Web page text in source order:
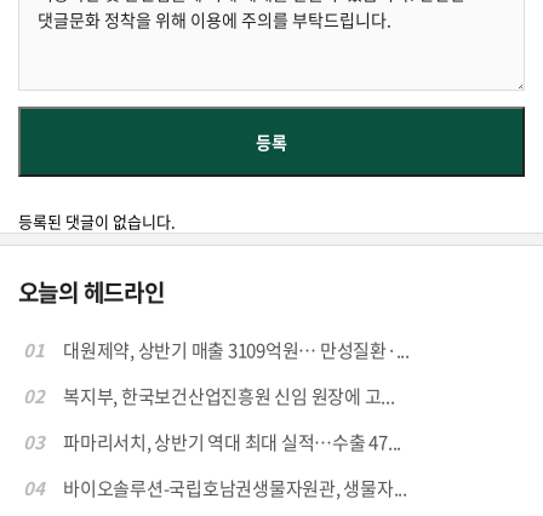
등록된 댓글이 없습니다.
오늘의 헤드라인
01
대원제약, 상반기 매출 3109억원… 만성질환·...
02
복지부, 한국보건산업진흥원 신임 원장에 고...
03
파마리서치, 상반기 역대 최대 실적…수출 47...
04
바이오솔루션-국립호남권생물자원관, 생물자...